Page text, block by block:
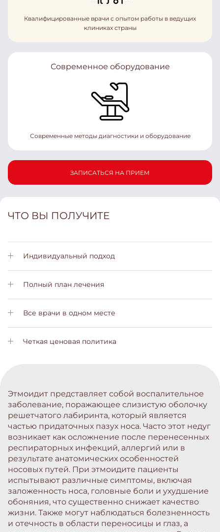
Квалифицированные врачи с опытом работы в ведущих
клиниках страны
Современное оборудование
Современные методы диагностики и оборудование
ЗАПИСАТЬСЯ НА ПРИЕМ
ЧТО ВЫ ПОЛУЧИТЕ
Индивидуальный подход
Личный менеджер позаботится о Вас на всех этапах лечения
Полный план лечения
Вы получите подробный план лечения с пояснениями на
всех этапах
Все врачи в одном месте
Вам не нужно будет обращаться в другие больницы. Все
услуги вы сможете получить у нас
Четкая ценовая политика
Этмоидит представляет собой воспалительное
заболевание, поражающее слизистую оболочку
решетчатого лабиринта, который является
частью придаточных пазух носа. Часто этот недуг
возникает как осложнение после перенесенных
респираторных инфекций, аллергий или в
результате анатомических особенностей
носовых путей. При этмоидите пациенты
испытывают различные симптомы, включая
заложенность носа, головные боли и ухудшение
обоняния, что существенно снижает качество
жизни. Также могут наблюдаться болезненность
и отечность в области переносицы и глаз, а